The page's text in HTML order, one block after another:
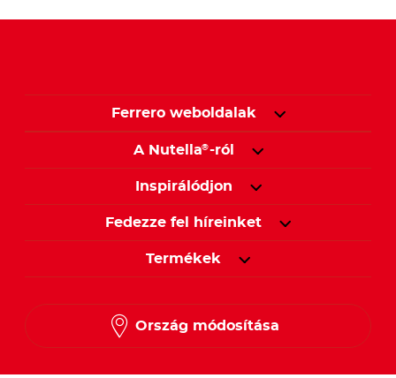
Ferrero weboldalak
A Nutella®-ról
Inspirálódjon
Fedezze fel híreinket
Termékek
Ország módosítása